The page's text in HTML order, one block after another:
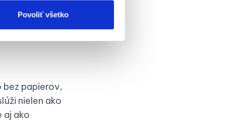
Povoliť všetko
prístupy
papierov,
nielen ako
aj ako